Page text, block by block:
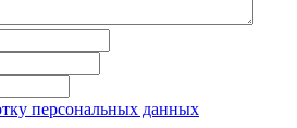
персональных данных